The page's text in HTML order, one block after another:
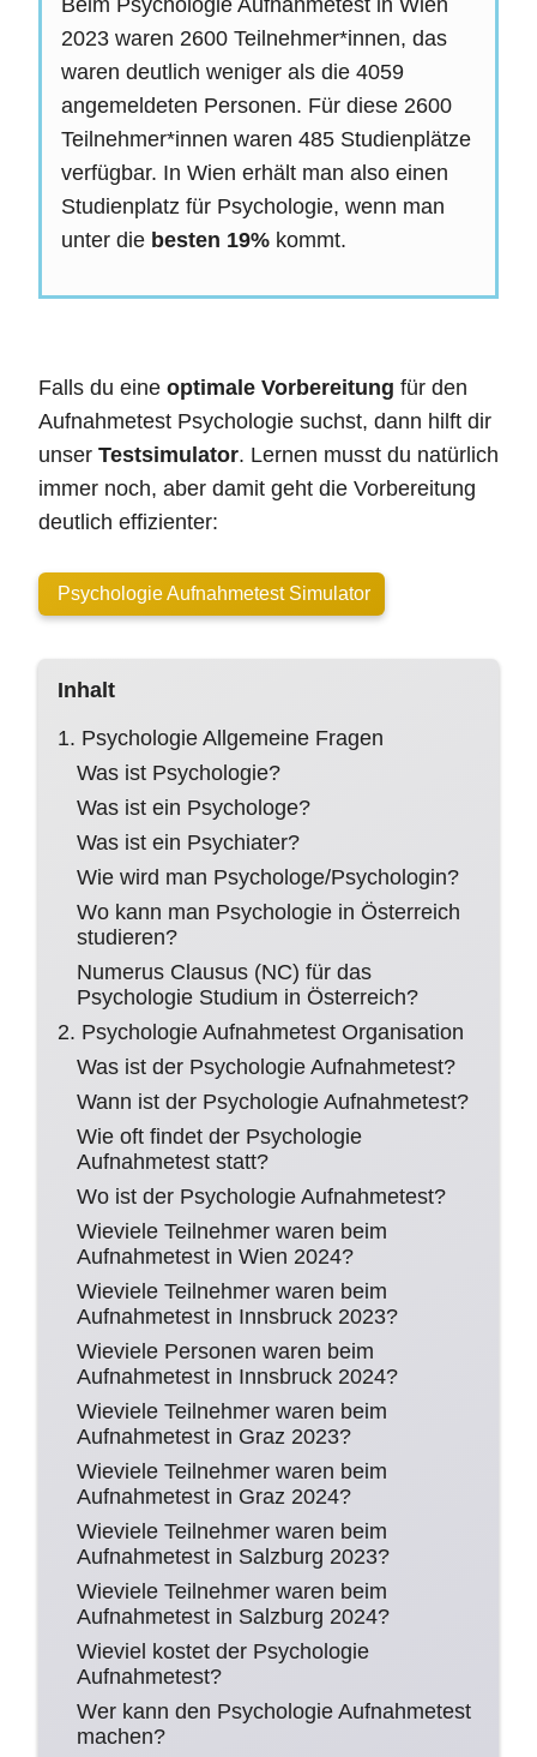
Beim Psychologie Aufnahmetest in Wien
2023 waren 2600 Teilnehmer*innen, das
waren deutlich weniger als die 4059
angemeldeten Personen. Für diese 2600
Teilnehmer*innen waren 485 Studienplätze
verfügbar. In Wien erhält man also einen
Studienplatz für Psychologie, wenn man
unter die besten 19% kommt.
Falls du eine optimale Vorbereitung für den
Aufnahmetest Psychologie suchst, dann hilft dir
unser Testsimulator. Lernen musst du natürlich
immer noch, aber damit geht die Vorbereitung
deutlich effizienter:
Psychologie Aufnahmetest Simulator
Inhalt
1. Psychologie Allgemeine Fragen
Was ist Psychologie?
Was ist ein Psychologe?
Was ist ein Psychiater?
Wie wird man Psychologe/Psychologin?
Wo kann man Psychologie in Österreich
studieren?
Numerus Clausus (NC) für das
Psychologie Studium in Österreich?
2. Psychologie Aufnahmetest Organisation
Was ist der Psychologie Aufnahmetest?
Wann ist der Psychologie Aufnahmetest?
Wie oft findet der Psychologie
Aufnahmetest statt?
Wo ist der Psychologie Aufnahmetest?
Wieviele Teilnehmer waren beim
Aufnahmetest in Wien 2024?
Wieviele Teilnehmer waren beim
Aufnahmetest in Innsbruck 2023?
Wieviele Personen waren beim
Aufnahmetest in Innsbruck 2024?
Wieviele Teilnehmer waren beim
Aufnahmetest in Graz 2023?
Wieviele Teilnehmer waren beim
Aufnahmetest in Graz 2024?
Wieviele Teilnehmer waren beim
Aufnahmetest in Salzburg 2023?
Wieviele Teilnehmer waren beim
Aufnahmetest in Salzburg 2024?
Wieviel kostet der Psychologie
Aufnahmetest?
Wer kann den Psychologie Aufnahmetest
machen?